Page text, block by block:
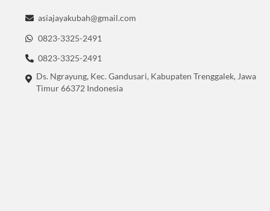
asiajayakubah@gmail.com
0823-3325-2491
0823-3325-2491
Ds. Ngrayung, Kec. Gandusari, Kabupaten Trenggalek, Jawa
Timur 66372 Indonesia